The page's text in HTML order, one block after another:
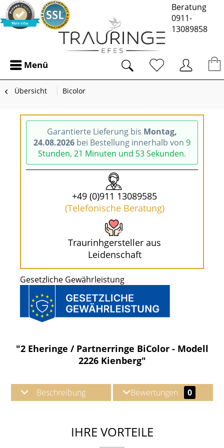
Beratung
0911-
13089858
Menü
Übersicht Bicolor
Garantierte Lieferung bis Montag,
24.08.2026 bei Bestellung innerhalb von 9
Stunden, 21 Minuten und 52 Sekunden.
+49 (0)911 13089585
(Telefonische Beratung)
Traurinhgersteller aus
Leidenschaft
Gesetzliche Gewährleistung
"2 Eheringe / Partnerringe BiColor - Modell
2226 Kienberg"
Beschreibung Bewertungen 0
IHRE VORTEILE